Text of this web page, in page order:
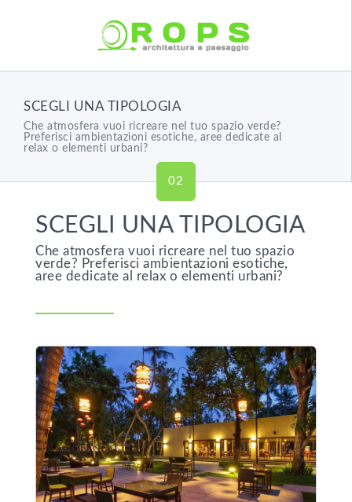
02
SCEGLI UNA TIPOLOGIA
Che atmosfera vuoi ricreare nel tuo spazio verde?
Preferisci ambientazioni esotiche, aree dedicate al
relax o elementi urbani?
SCEGLI UNA TIPOLOGIA
Che atmosfera vuoi ricreare nel tuo spazio
verde? Preferisci ambientazioni esotiche,
aree dedicate al relax o elementi urbani?